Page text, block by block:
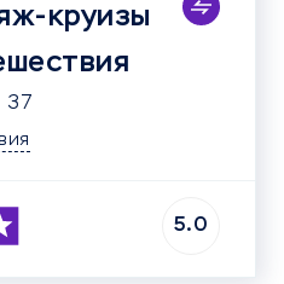
круизы
37
5.0